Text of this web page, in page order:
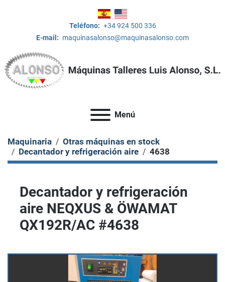
Teléfono: +34 924 500 336
E-mail: maquinasalonso@maquinasalonso.com
Menú
Maquinaria
Otras máquinas en stock
Decantador y refrigeración aire
4638
Decantador y refrigeración
aire NEQXUS & ÖWAMAT
QX192R/AC #4638